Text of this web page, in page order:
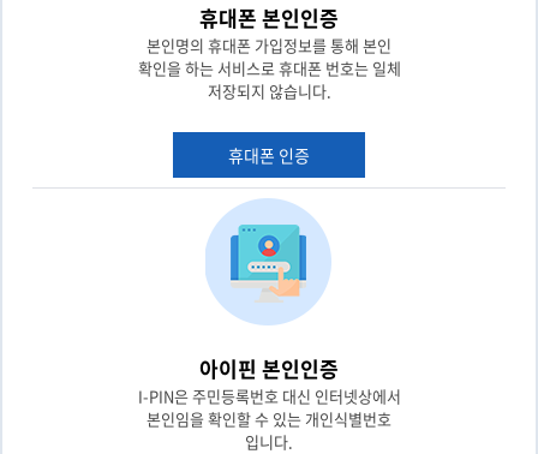
휴대폰 본인인증
본인명의 휴대폰 가입정보를 통해 본인
확인을 하는 서비스로 휴대폰 번호는 일체
저장되지 않습니다.
휴대폰 인증
아이핀 본인인증
I-PIN은 주민등록번호 대신 인터넷상에서
본인임을 확인할 수 있는 개인식별번호
입니다.